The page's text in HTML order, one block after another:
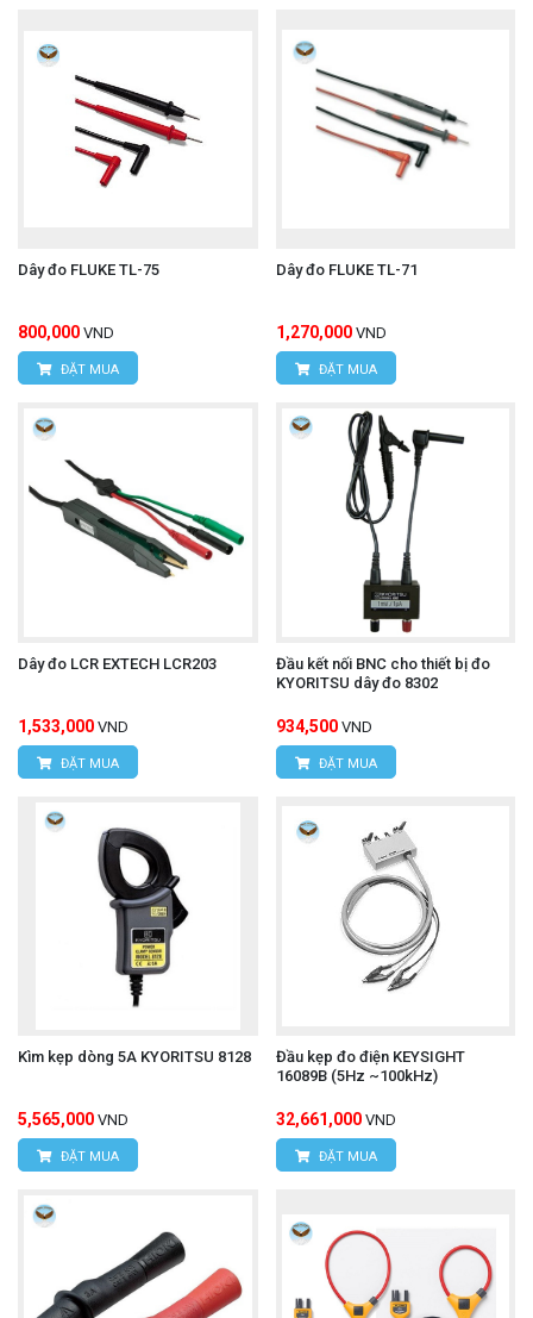
Dây đo FLUKE TL-75
800,000 VND
ĐẶT MUA
Dây đo FLUKE TL-71
1,270,000 VND
ĐẶT MUA
Dây đo LCR EXTECH LCR203
1,533,000 VND
ĐẶT MUA
Đầu kết nối BNC cho thiết bị đo
KYORITSU dây đo 8302
934,500 VND
ĐẶT MUA
Kìm kẹp dòng 5A KYORITSU 8128
5,565,000 VND
ĐẶT MUA
Đầu kẹp đo điện KEYSIGHT
16089B (5Hz ~100kHz)
32,661,000 VND
ĐẶT MUA